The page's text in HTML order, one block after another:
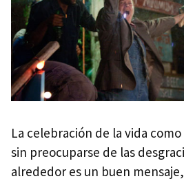
La celebración de la vida
sin preocuparse de las
alrededor es un buen